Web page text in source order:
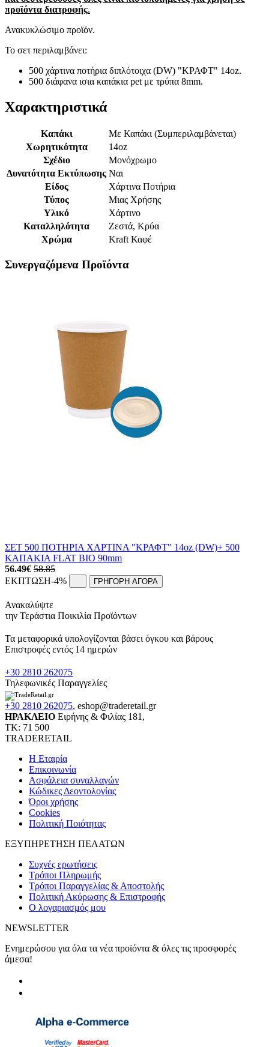
προϊόντα διατροφής.
Ανακυκλώσιμο προϊόν.
Το σετ περιλαμβάνει:
500 χάρτινα ποτήρια διπλότοιχα (DW) "ΚΡΑΦΤ" 14oz.
500 διάφανα ισια καπάκια pet με τρύπα 8mm.
Χαρακτηριστικά
Καπάκι
Με Καπάκι (Συμπεριλαμβάνεται)
Χωρητικότητα
14oz
Σχέδιο
Μονόχρωμο
Δυνατότητα Εκτύπωσης Ναι
Είδος
Χάρτινα Ποτήρια
Τύπος
Μιας Χρήσης
Υλικό
Χάρτινο
Καταλληλότητα
Ζεστά, Κρύα
Χρώμα
Kraft Καφέ
Συνεργαζόμενα Προϊόντα
ΣΕΤ 500 ΠΟΤΗΡΙΑ ΧΑΡΤΙΝΑ "ΚΡΑΦΤ" 14oz (DW)+ 500
ΚΑΠΑΚΙΑ FLAT ΒΙΟ 90mm
56.49€ 58.85
ΕΚΠΤΩΣΗ-4% ΓΡΗΓΟΡΗ ΑΓΟΡΑ
Ανακαλύψτε
την Τεράστια Ποικιλία Προϊόντων
Τα μεταφορικά υπολογίζονται βάσει όγκου και βάρους
Επιστροφές εντός 14 ημερών
+30 2810 262075
Τηλεφωνικές Παραγγελίες
+30 2810 262075, eshop@traderetail.gr
ΗΡΑΚΛΕΙΟ Ειρήνης & Φιλίας 181,
ΤΚ: 71 500
TRADERETAIL
H Εταιρία
Eπικοινωνία
Ασφάλεια συναλλαγών
Κώδικες Δεοντολογίας
Όροι χρήσης
Cookies
Πολιτική Ποιότητας
ΕΞΥΠΗΡΕΤΗΣΗ ΠΕΛΑΤΩΝ
Συχνές ερωτήσεις
Τρόποι Πληρωμής
Τρόποι Παραγγελίας & Αποστολής
Πολιτική Ακύρωσης & Επιστροφής
Ο λογαριασμός μου
NEWSLETTER
Ενημερώσου για όλα τα νέα προϊόντα & όλες τις προσφορές
άμεσα!